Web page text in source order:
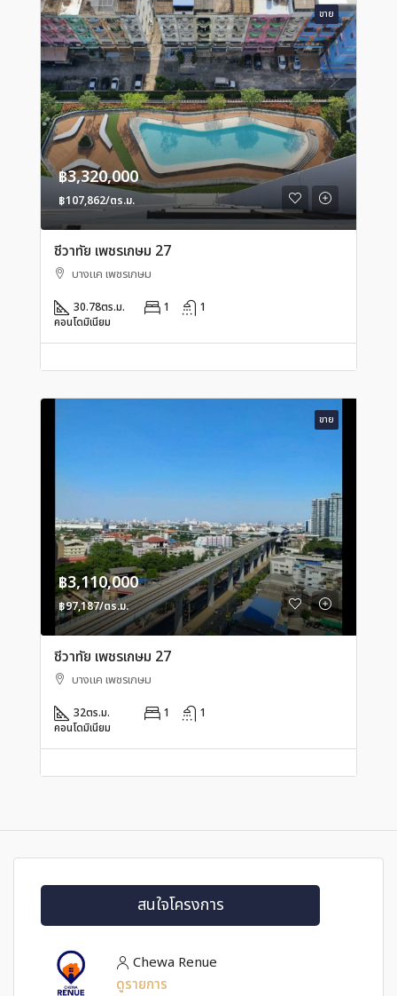
ขาย
฿3,320,000
฿107,862/ตร.ม.
ชีวาทัย เพชรเกษม 27
บางแค เพชรเกษม
30.78ตร.ม. 1
1
คอนโดมิเนียม
ขาย
฿3,110,000
฿97,187/ตร.ม.
ชีวาทัย เพชรเกษม 27
บางแค เพชรเกษม
32ตร.ม. 1
1
คอนโดมิเนียม
สนใจโครงการ
Chewa Renue
ดูรายการ